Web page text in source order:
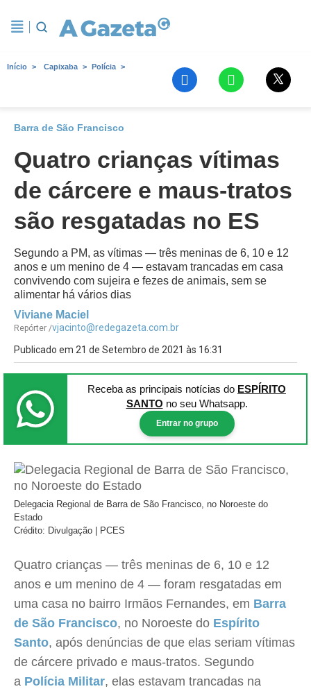
Início Capixaba Polícia
Barra de São Francisco
Quatro crianças vítimas
de cárcere e maus-tratos
são resgatadas no ES
Segundo a PM, as vítimas — três meninas de 6, 10 e 12
anos e um menino de 4 — estavam trancadas em casa
convivendo com sujeira e fezes de animais, sem se
alimentar há vários dias
Viviane Maciel
Repórter /vjacinto@redegazeta.com.br
Publicado em 21 de Setembro de 2021 às 16:31
Receba as principais notícias do ESPÍRITO
SANTO no seu Whatsapp.
Entrar no grupo
Delegacia Regional de Barra de São Francisco, no Noroeste do
Estado
Crédito: Divulgação | PCES
Quatro crianças — três meninas de 6, 10 e 12
anos e um menino de 4 — foram resgatadas em
uma casa no bairro Irmãos Fernandes, em Barra
de São Francisco, no Noroeste do Espírito
Santo, após denúncias de que elas seriam vítimas
de cárcere privado e maus-tratos. Segundo
a Polícia Militar, elas estavam trancadas na